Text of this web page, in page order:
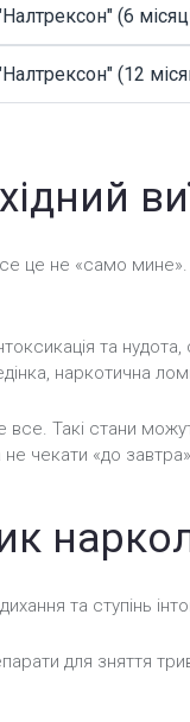
(6
(12
це не «само
та
наркотична
Такі стани
чекати «до
та ступінь
для зняття